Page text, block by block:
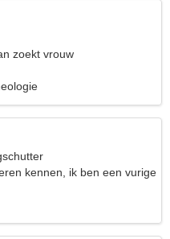
zoekt vrouw
kennen, ik ben een vurige